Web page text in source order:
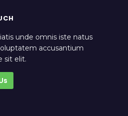
unde omnis iste natus
accusantium
sit elit.